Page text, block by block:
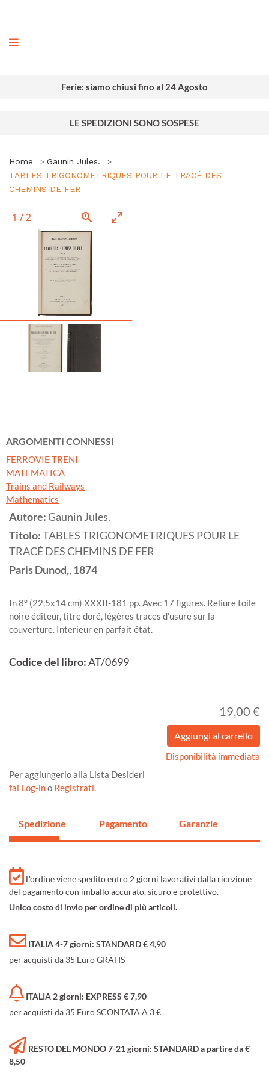
Ferie: siamo chiusi fino al 24 Agosto
LE SPEDIZIONI SONO SOSPESE
Home
Gaunin Jules.
TABLES TRIGONOMETRIQUES POUR LE TRACÉ DES
CHEMINS DE FER
1 /2
ARGOMENTI CONNESSI
FERROVIE TRENI
MATEMATICA
Trains and Railways
Mathematics
Autore:Gaunin Jules.
Titolo:TABLES TRIGONOMETRIQUES POUR LE
TRACÉ DES CHEMINS DE FER
ParisDunod,,1874
In 8° (22,5x14 cm) XXXII-181 pp. Avec 17 figures. Reliure toile
noire éditeur, titre doré, légères traces d'usure sur la
couverture. Interieur en parfait état.
Codice del libro:AT/0699
19,00 €
Disponibilità immediata
Per aggiungerlo alla Lista Desideri
fai Log-ino Registrati.
Spedizione Pagamento Garanzie
L'ordine viene spedito entro 2 giorni lavorativi dalla ricezione
del pagamento con imballo accurato, sicuro e protettivo.
Unico costo di invio per ordine di più articoli.
ITALIA 4-7 giorni: STANDARD € 4,90
per acquisti da 35 Euro GRATIS
ITALIA 2 giorni: EXPRESS € 7,90
per acquisti da 35 Euro SCONTATA A 3 €
RESTO DEL MONDO 7-21 giorni: STANDARD a partire da €
8,50